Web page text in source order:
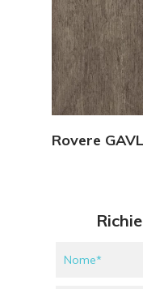
Rovere GAVL